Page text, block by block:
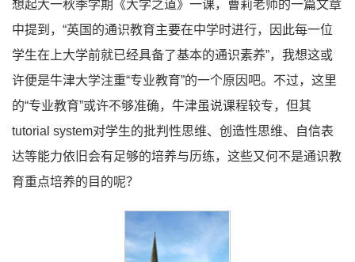
想起大一秋季学期《大学之道》一课，曹莉老师的一篇文章
中提到，“英国的通识教育主要在中学时进行，因此每一位
学生在上大学前就已经具备了基本的通识素养”，我想这或
许便是牛津大学注重“专业教育”的一个原因吧。不过，这里
的“专业教育”或许不够准确，牛津虽说课程较专，但其
tutorial system对学生的批判性思维、创造性思维、自信表
达等能力依旧会有足够的培养与历练，这些又何不是通识教
育重点培养的目的呢？